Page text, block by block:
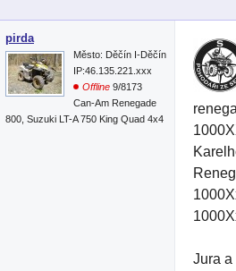
pirda
Město: Děčín I-Děčín
IP:46.135.221.xxx
Offline 9/8173
Can-Am Renegade
800, Suzuki LT-A 750 King Quad 4x4
Jura